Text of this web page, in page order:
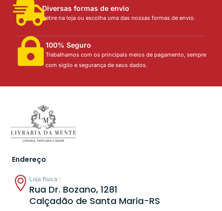
Diversas formas de envio
Retire na loja ou escolha uma das nossas formas de envio.
100% Seguro
Trabalhamos com os principais meios de pagamento, sempre
com sigilo e segurança de seus dados.
Endereço
Loja física :
Rua Dr. Bozano, 1281
Calçadão de Santa Maria-RS